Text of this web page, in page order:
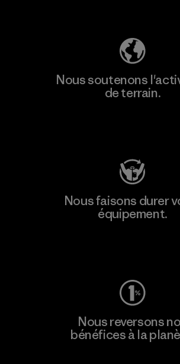
Nous soutenons
de terrain.
Nous faisons durer
équipement.
Nous reversons
bénéfices à la